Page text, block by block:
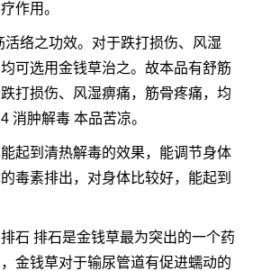
作用。
活络之功效。对于跌打损伤、风湿
可选用金钱草治之。故本品有舒筋
打损伤、风湿痹痛，筋骨疼痛，均
消肿解毒 本品苦凉。
起到清热解毒的效果，能调节身体
毒素排出，对身体比较好，能起到
石 排石是金钱草最为突出的一个药
金钱草对于输尿管道有促进蠕动的